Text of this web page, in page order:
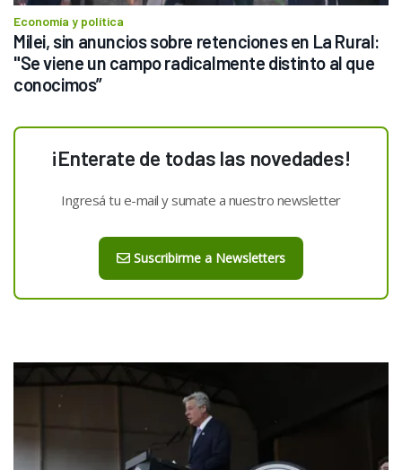
Economía y política
Milei, sin anuncios sobre retenciones en La Rural:
"Se viene un campo radicalmente distinto al que
conocimos”
¡Enterate de todas las novedades!
Ingresá tu e-mail y sumate a nuestro newsletter
Suscribirme a Newsletters